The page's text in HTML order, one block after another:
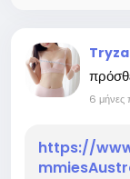
6 μήνες
https://